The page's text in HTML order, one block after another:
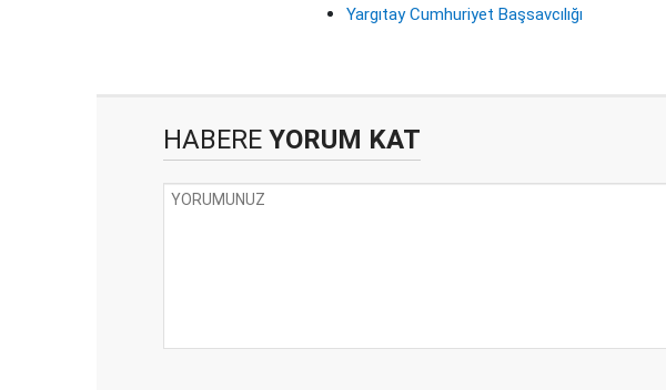
Yargıtay Cumhuriyet Başsavcılığı
HABERE YORUM KAT